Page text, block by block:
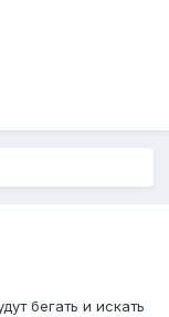
бегать и искать